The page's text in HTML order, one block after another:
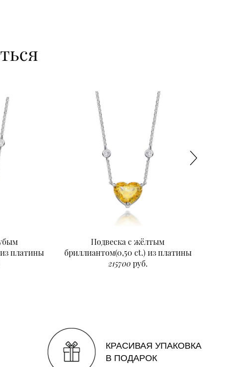
платины
Подвеска с жёлтым
бриллиантом(0,50 ct.) из платины
215700руб.
КРАСИВАЯ УПАКОВКА
В ПОДАРОК